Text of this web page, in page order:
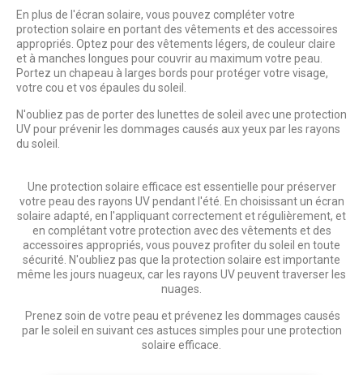
En plus de l'écran solaire, vous pouvez compléter votre
protection solaire en portant des vêtements et des accessoires
appropriés. Optez pour des vêtements légers, de couleur claire
et à manches longues pour couvrir au maximum votre peau.
Portez un chapeau à larges bords pour protéger votre visage,
votre cou et vos épaules du soleil.
N'oubliez pas de porter des lunettes de soleil avec une protection
UV pour prévenir les dommages causés aux yeux par les rayons
du soleil.
Une protection solaire efficace est essentielle pour préserver
votre peau des rayons UV pendant l'été. En choisissant un écran
solaire adapté, en l'appliquant correctement et régulièrement, et
en complétant votre protection avec des vêtements et des
accessoires appropriés, vous pouvez profiter du soleil en toute
sécurité. N'oubliez pas que la protection solaire est importante
même les jours nuageux, car les rayons UV peuvent traverser les
nuages.
Prenez soin de votre peau et prévenez les dommages causés
par le soleil en suivant ces astuces simples pour une protection
solaire efficace.